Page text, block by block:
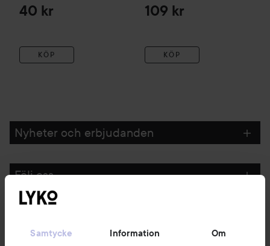
Samtycke Information Om
40 kr
KÖP
109 kr
KÖP
Nyheter och erbjudanden
Följ oss